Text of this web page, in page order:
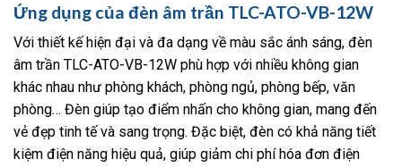
Ứng dụng của đèn âm trần TLC-ATO-VB-12W
Với thiết kế hiện đại và đa dạng về màu sắc ánh sáng, đèn
âm trần TLC-ATO-VB-12W phù hợp với nhiều không gian
khác nhau như phòng khách, phòng ngủ, phòng bếp, văn
phòng… Đèn giúp tạo điểm nhấn cho không gian, mang đến
vẻ đẹp tinh tế và sang trọng. Đặc biệt, đèn có khả năng tiết
kiệm điện năng hiệu quả, giúp giảm chi phí hóa đơn điện